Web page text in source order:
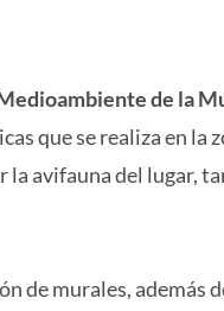
de la
que se realiza en la
avifauna del lugar,
de murales, además